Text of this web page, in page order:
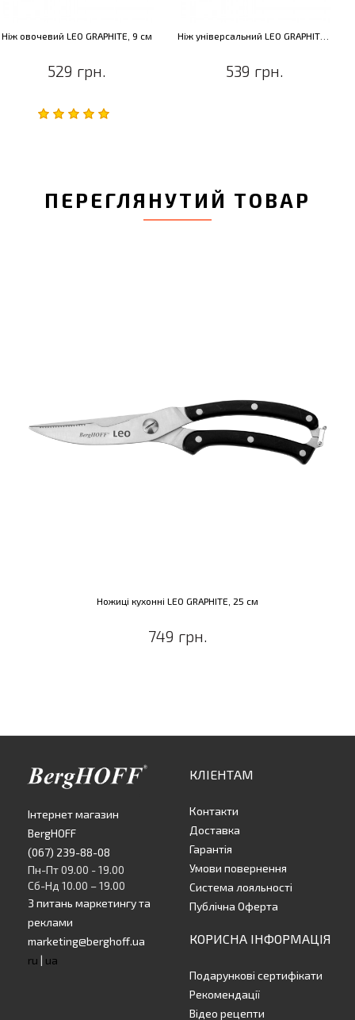
Ніж овочевий LEO GRAPHITE, 9 см
529 грн. 539 грн.
ПЕРЕГЛЯНУТИЙ ТОВАР
Ножиці кухонні LEO GRAPHITE, 25 см
749 грн.
Інтернет магазин
BergHOFF
(067) 239-88-08
Пн-Пт 09.00 - 19.00
Сб-Нд 10.00 – 19.00
З питань маркетингу та
реклами
marketing@berghoff.ua
ru | ua
КЛІЕНТАМ
Контакти
Доставка
Гарантія
Умови повернення
Система лояльності
Публічна Оферта
КОРИСНА ІНФОРМАЦІЯ
Подарункові сертифікати
Рекомендації
Відео рецепти